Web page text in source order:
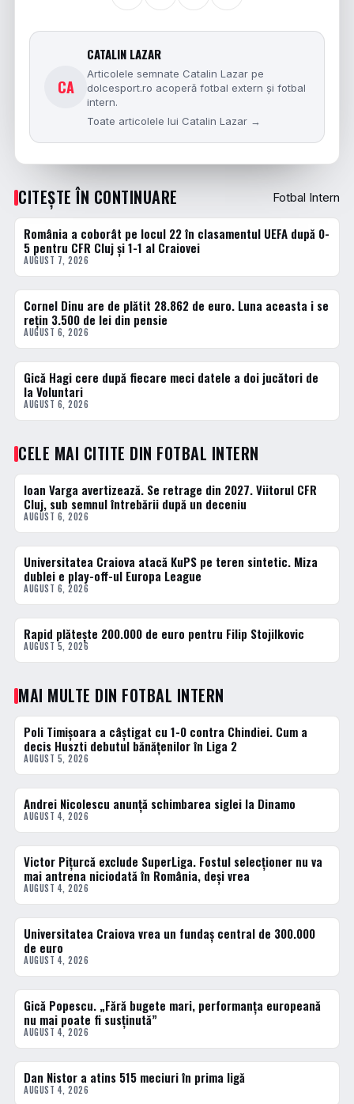
CA
CATALIN LAZAR
Articolele semnate Catalin Lazar pe
dolcesport.ro acoperă fotbal extern și fotbal
intern.
Toate articolele lui Catalin Lazar →
CITEȘTE ÎN CONTINUARE Fotbal Intern
FOTBAL EXTERN
România a coborât pe locul 22 în clasamentul UEFA după 0-
5 pentru CFR Cluj și 1-1 al Craiovei
AUGUST 7, 2026
FOTBAL INTERN
Cornel Dinu are de plătit 28.862 de euro. Luna aceasta i se
rețin 3.500 de lei din pensie
AUGUST 6, 2026
FOTBAL INTERN
Gică Hagi cere după fiecare meci datele a doi jucători de
la Voluntari
AUGUST 6, 2026
CELE MAI CITITE DIN FOTBAL INTERN
1 · TOP
Ioan Varga avertizează. Se retrage din 2027. Viitorul CFR
Cluj, sub semnul întrebării după un deceniu
AUGUST 6, 2026
2 · TOP
Universitatea Craiova atacă KuPS pe teren sintetic. Miza
dublei e play-off-ul Europa League
AUGUST 6, 2026
3 · TOP
Rapid plătește 200.000 de euro pentru Filip Stojilkovic
AUGUST 5, 2026
MAI MULTE DIN FOTBAL INTERN
FOTBAL INTERN
Poli Timișoara a câștigat cu 1-0 contra Chindiei. Cum a
decis Huszti debutul bănățenilor în Liga 2
AUGUST 5, 2026
FOTBAL INTERN
Andrei Nicolescu anunță schimbarea siglei la Dinamo
AUGUST 4, 2026
FOTBAL INTERN
Victor Pițurcă exclude SuperLiga. Fostul selecționer nu va
mai antrena niciodată în România, deși vrea
AUGUST 4, 2026
FOTBAL INTERN
Universitatea Craiova vrea un fundaș central de 300.000
de euro
AUGUST 4, 2026
FOTBAL INTERN
Gică Popescu. „Fără bugete mari, performanța europeană
nu mai poate fi susținută”
AUGUST 4, 2026
FOTBAL INTERN
Dan Nistor a atins 515 meciuri în prima ligă
AUGUST 4, 2026